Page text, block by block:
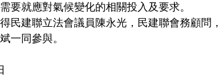
要就應對氣候變化的相關投入及要求。
民建聯立法會議員陳永光，民建聯會務顧問
一同參與。